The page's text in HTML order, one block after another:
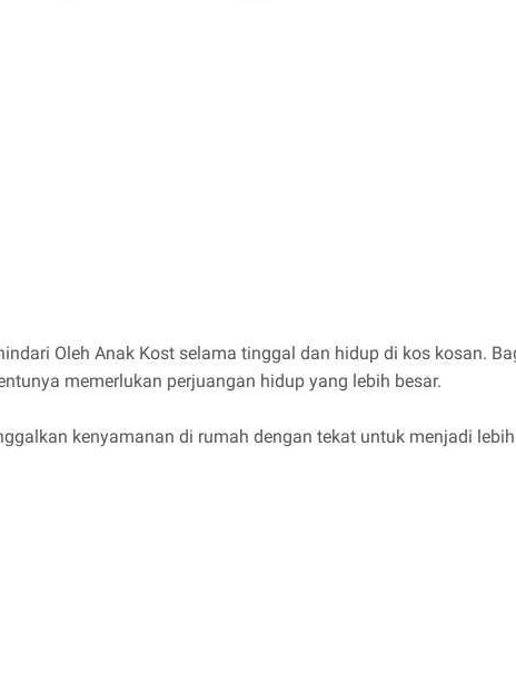
Oleh Anak Kost selama tinggal dan hidup di kos kosan.
memerlukan perjuangan hidup yang lebih besar.
kenyamanan di rumah dengan tekat untuk menjadi